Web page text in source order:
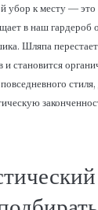
убор к месту — это
в наш
Шляпа
и становится